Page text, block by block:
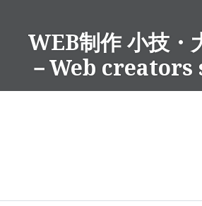
WEB制作 小技・
－Web creators